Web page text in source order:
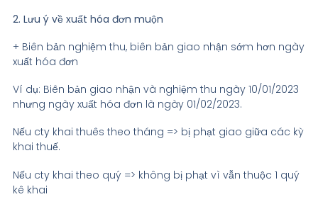
2. Lưu ý về xuất hóa đơn muộn
+ Biên bản nghiệm thu, biên bản giao nhận sớm hơn ngày
xuất hóa đơn
Ví dụ: Biên bản giao nhận và nghiệm thu ngày 10/01/2023
nhưng ngày xuất hóa đơn là ngày 01/02/2023.
Nếu cty khai thuês theo tháng => bị phạt giao giữa các kỳ
khai thuế.
Nếu cty khai theo quý => không bị phạt vì vẫn thuộc 1 quý
kê khai